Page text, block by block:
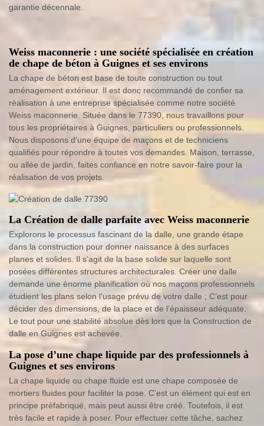
garantie décennale.
Weiss maconnerie : une société spécialisée en création
de chape de béton à Guignes et ses environs
La chape de béton est base de toute construction ou tout
aménagement extérieur. Il est donc recommandé de confier sa
réalisation à une entreprise spécialisée comme notre société
Weiss maconnerie. Située dans le 77390, nous travaillons pour
tous les propriétaires à Guignes, particuliers ou professionnels.
Nous disposons d'une équipe de maçons et de techniciens
qualifiés pour répondre à toutes vos demandes. Maison, terrasse,
ou allée de jardin, faites confiance en notre savoir-faire pour la
réalisation de vos projets.
La Création de dalle parfaite avec Weiss maconnerie
Explorons le processus fascinant de la dalle, une grande étape
dans la construction pour donner naissance à des surfaces
planes et solides. Il s’agit de la base solide sur laquelle sont
posées différentes structures architecturales. Créer une dalle
demande une énorme planification où nos maçons professionnels
étudient les plans selon l’usage prévu de votre dalle ; C’est pour
décider des dimensions, de la place et de l'épaisseur adéquate.
Le tout pour une stabilité absolue dès lors que la Construction de
dalle en Guignes est achevée.
La pose d’une chape liquide par des professionnels à
Guignes et ses environs
La chape liquide ou chape fluide est une chape composée de
mortiers fluides pour faciliter la pose. C’est un élément qui est en
principe préfabriqué, mais peut aussi être créé. Toutefois, il est
très facile et rapide à poser. Pour effectuer cette tâche, sachez